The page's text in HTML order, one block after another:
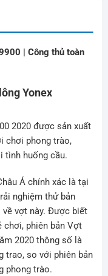
| Công thủ toàn
Yonex
2020 được sản xuất
chơi phong trào,
tình huống cầu.
Á chính xác là tại
nghiệm thử bản
vợt này. Được biết
chơi, phiên bản Vợt
2020 thông số là
trao, so với phiên bản
phong trào.